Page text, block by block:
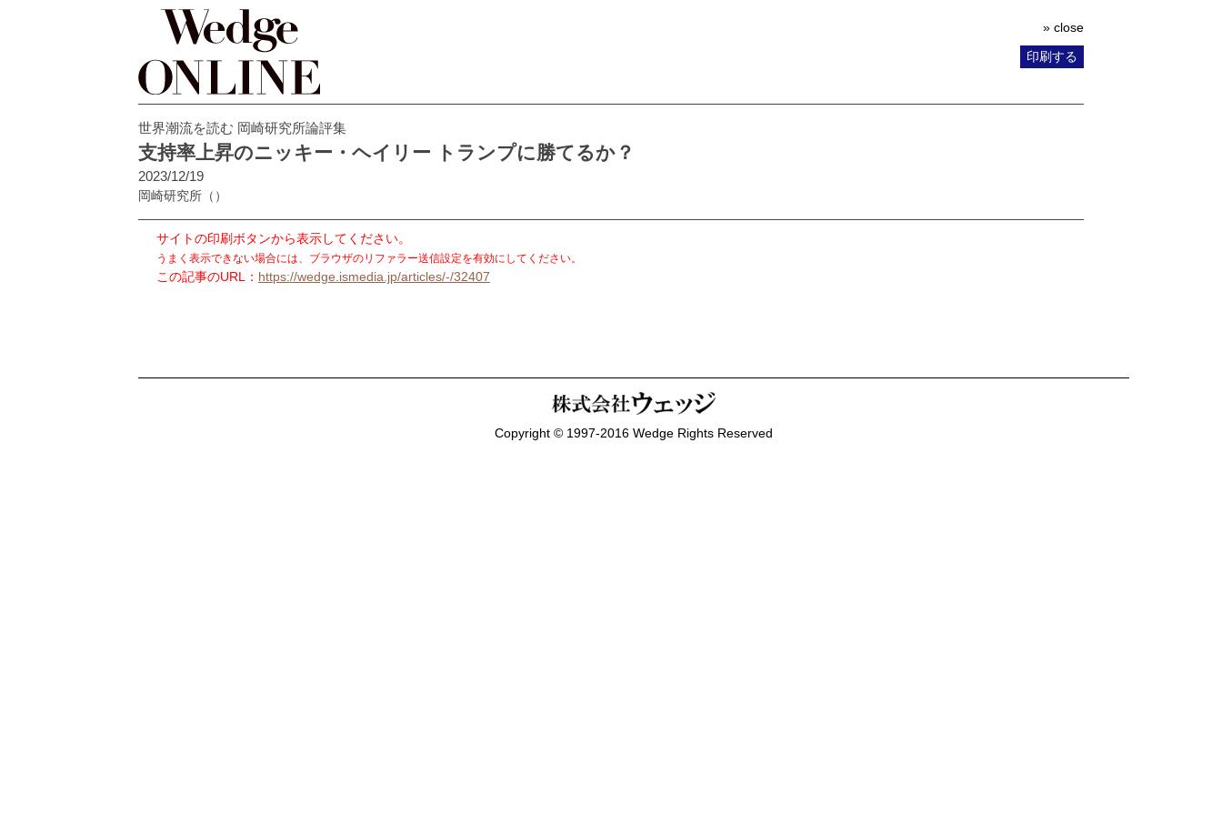
» close
印刷する
世界潮流を読む 岡崎研究所論評集
支持率上昇のニッキー・ヘイリー トランプに勝てるか？
2023/12/19
岡崎研究所 （）
サイトの印刷ボタンから表示してください。
うまく表示できない場合には、ブラウザのリファラー送信設定を有効にしてください。
この記事のURL： https://wedge.ismedia.jp/articles/-/32407
Copyright © 1997-2016 Wedge Rights Reserved